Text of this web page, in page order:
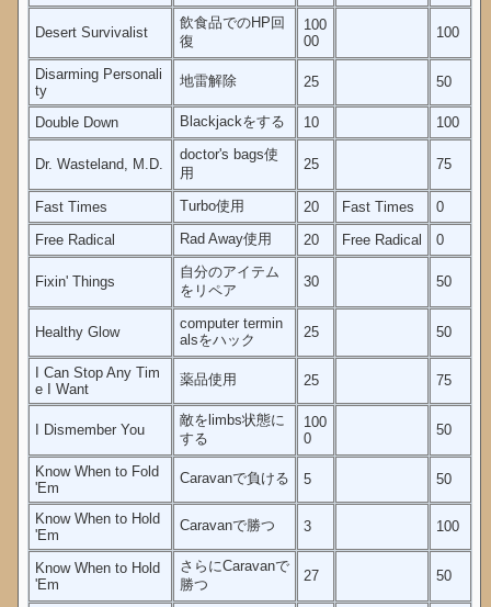
Desert Survivalist
飲食品でのHP回
復
100
00
100
Disarming Personali
ty
地雷解除 25 50
Double Down Blackjackをする 10 100
Dr. Wasteland, M.D.
doctor's bags使
用
25 75
Fast Times Turbo使用 20 Fast Times
0
Free Radical
Rad Away使用 20 Free Radical 0
Fixin' Things
自分のアイテム
をリペア
30 50
Healthy Glow
computer termin
alsをハック
25 50
I Can Stop Any Tim
e I Want
薬品使用 25 75
I Dismember You
敵をlimbs状態に
する
100
0
50
Know When to Fold
'Em
Caravanで負ける 5 50
Know When to Hold
'Em
Caravanで勝つ 3 100
Know When to Hold
'Em
さらにCaravanで
勝つ
27 50